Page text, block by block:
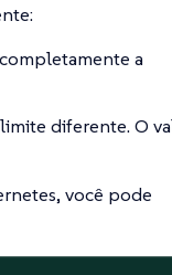
a
diferente. O
você pode